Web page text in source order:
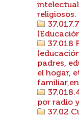
religiosos.
37.018
padres,
el hogar,
por radio
37.02